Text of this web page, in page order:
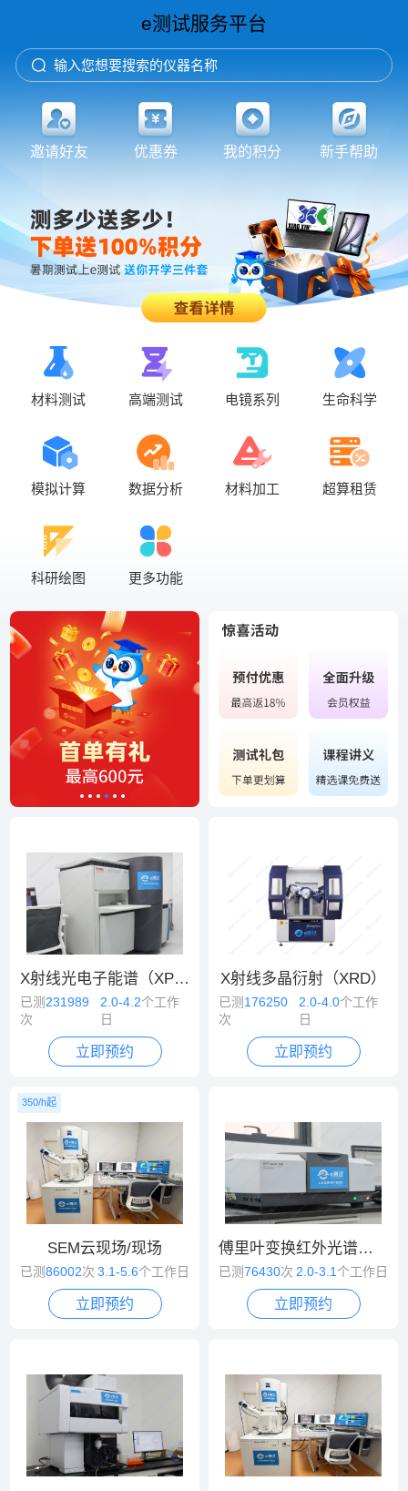
e测试服务平台
输入您想要搜索的仪器名称
邀请好友 优惠券 我的积分 新手帮助
材料测试 高端测试 电镜系列 生命科学
模拟计算 数据分析 材料加工 超算租赁
科研绘图 更多功能
X射线光电子能谱（XPS）
已测231989
次
2.0-4.2个工作
日
立即预约
X射线多晶衍射（XRD）
已测 176250
次
2.0-4.0个工作
日
立即预约
350/h起
SEM云现场/现场
已测86002次 3.1-5.6个工作日
立即预约
傅里叶变换红外光谱（FT-IR）
已测76430次 2.0-3.1个工作日
立即预约